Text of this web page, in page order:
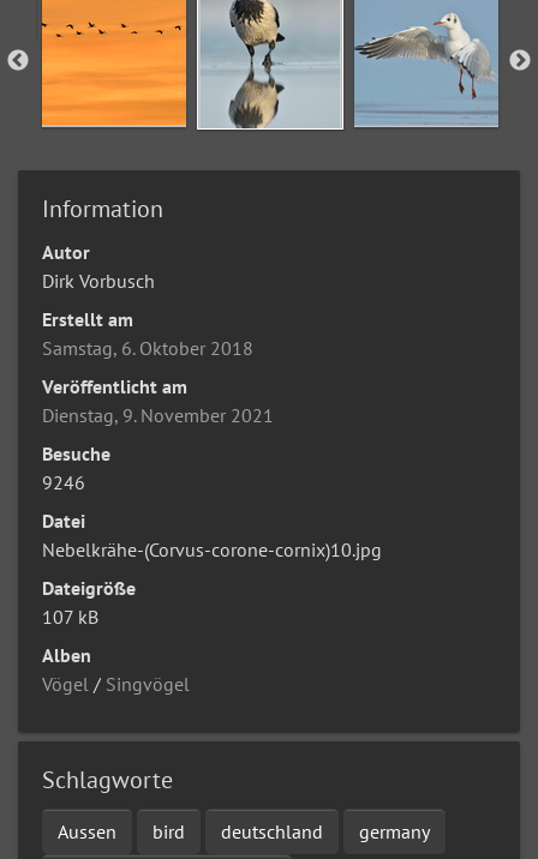
Information
Autor
Dirk Vorbusch
Erstellt am
Samstag, 6. Oktober 2018
Veröffentlicht am
Dienstag, 9. November 2021
Besuche
9246
Datei
Nebelkrähe-(Corvus-corone-cornix)10.jpg
Dateigröße
107 kB
Alben
Vögel / Singvögel
Schlagworte
Aussen bird deutschland
germany